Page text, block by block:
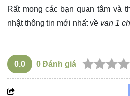
Rất mong các bạn quan tâm và
nhật thông tin mới nhất về van 1
0.0 0 Đánh giá